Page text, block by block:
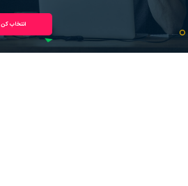
انتخاب کن